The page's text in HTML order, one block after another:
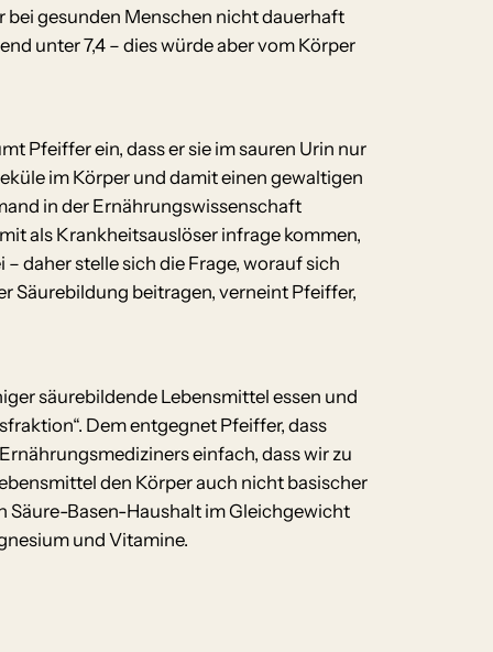
bei gesunden Menschen nicht dauerhaft
unter 7,4 – dies würde aber vom Körper
Pfeiffer ein, dass er sie im sauren Urin nur
im Körper und damit einen gewaltigen
in der Ernährungswissenschaft
als Krankheitsauslöser infrage kommen,
daher stelle sich die Frage, worauf sich
Säurebildung beitragen, verneint Pfeiffer,
säurebildende Lebensmittel essen und
Dem entgegnet Pfeiffer, dass
einfach, dass wir zu
den Körper auch nicht basischer
Säure-Basen-Haushalt im Gleichgewicht
und Vitamine.